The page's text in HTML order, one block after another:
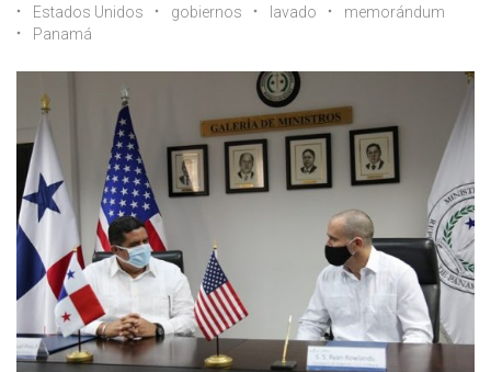
Estados Unidos
gobiernos lavado
memorándum
Panamá